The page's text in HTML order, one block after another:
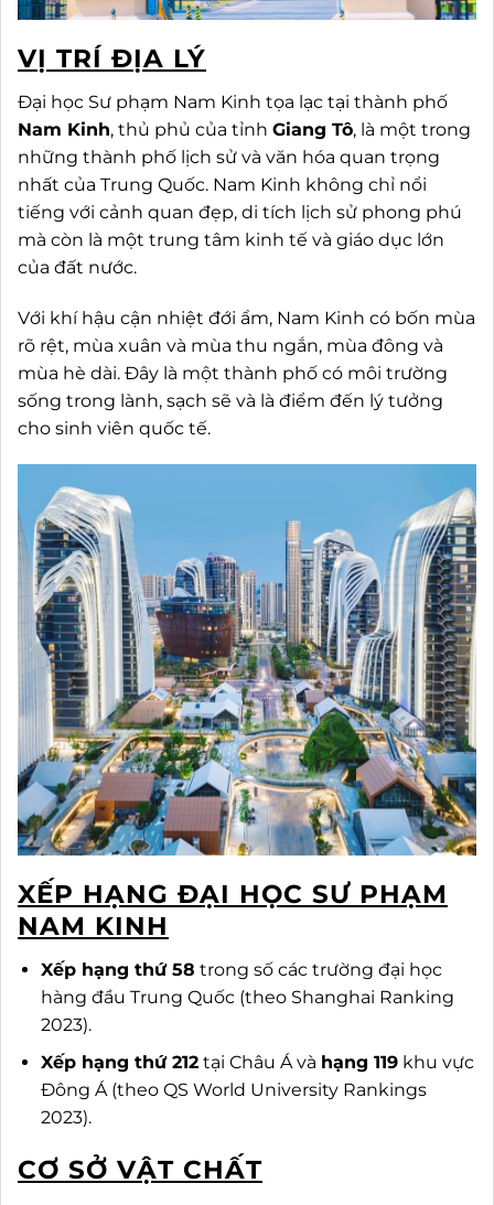
VỊ TRÍ ĐỊA LÝ
Đại học Sư phạm Nam Kinh tọa lạc tại thành phố
Nam Kinh, thủ phủ của tỉnh Giang Tô, là một trong
những thành phố lịch sử và văn hóa quan trọng
nhất của Trung Quốc. Nam Kinh không chỉ nổi
tiếng với cảnh quan đẹp, di tích lịch sử phong phú
mà còn là một trung tâm kinh tế và giáo dục lớn
của đất nước.
Với khí hậu cận nhiệt đới ẩm, Nam Kinh có bốn mùa
rõ rệt, mùa xuân và mùa thu ngắn, mùa đông và
mùa hè dài. Đây là một thành phố có môi trường
sống trong lành, sạch sẽ và là điểm đến lý tưởng
cho sinh viên quốc tế.
XẾP HẠNG ĐẠI HỌC SƯ PHẠM
NAM KINH
Xếp hạng thứ 58 trong số các trường đại học
hàng đầu Trung Quốc (theo Shanghai Ranking
2023).
Xếp hạng thứ 212tại Châu Á và hạng 119khu vực
Đông Á (theo QS World University Rankings
2023).
CƠ SỞ VẬT CHẤT